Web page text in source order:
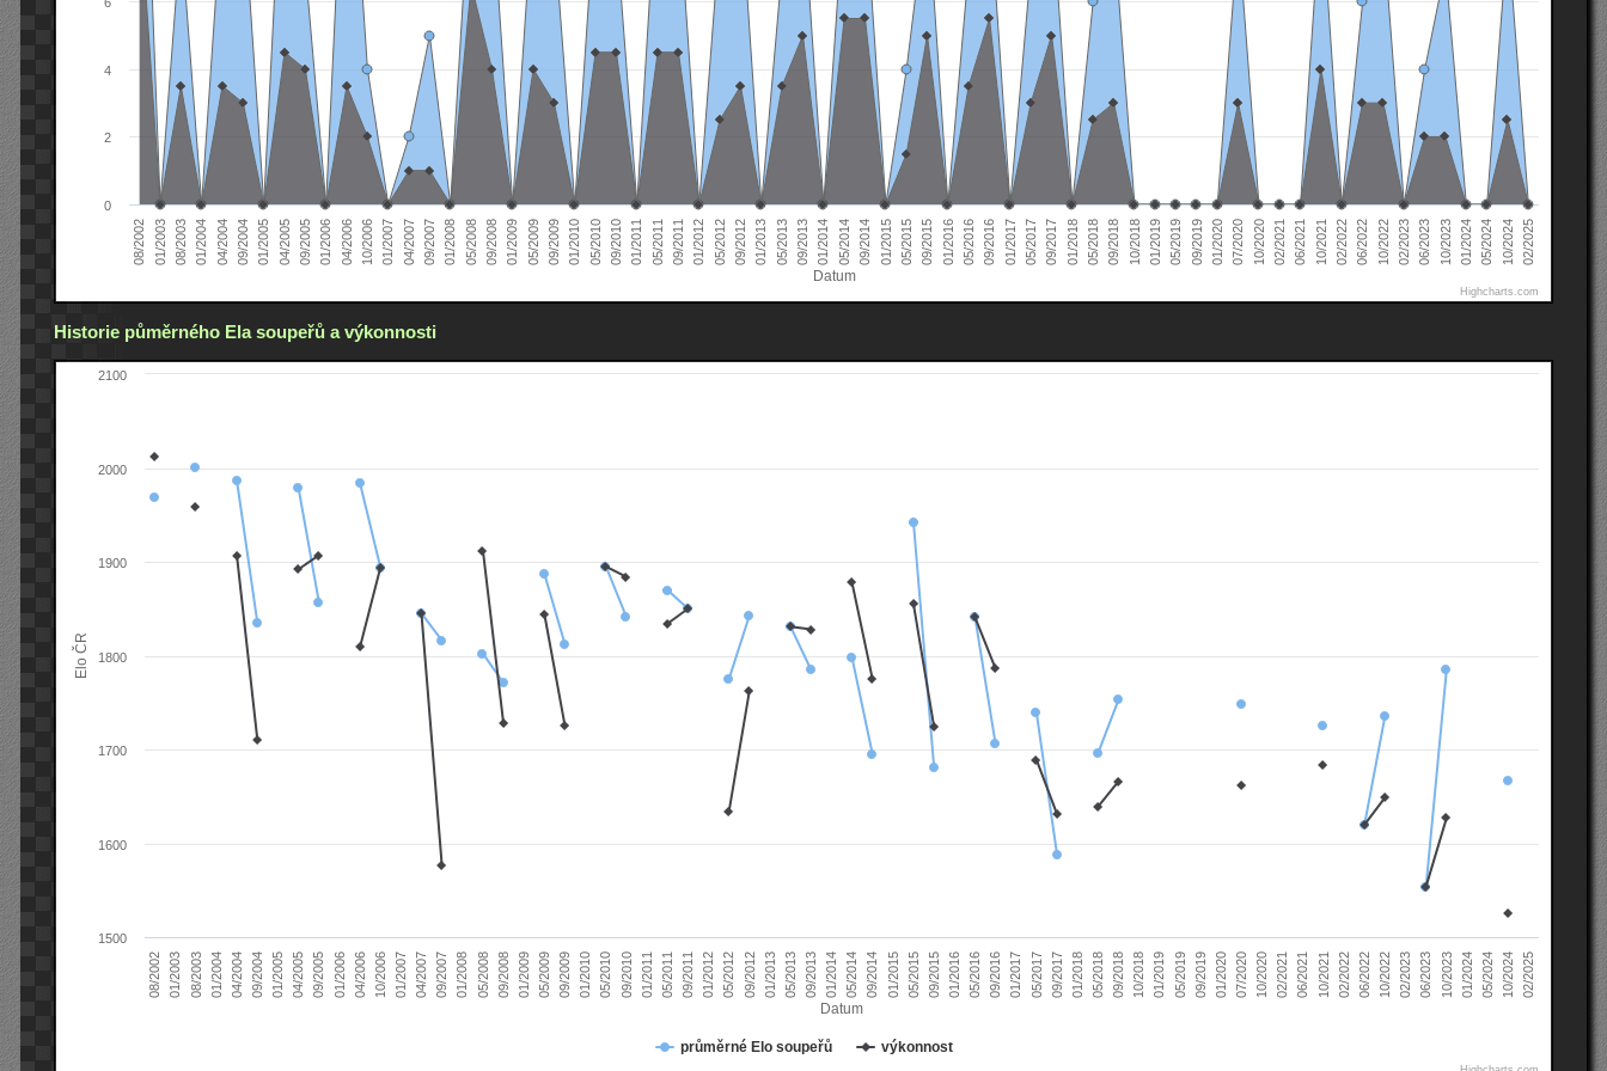
Datum
08/2002 01/2003 08/2003 01/2004 04/2004 09/2004 01/2005 04/2005 09/2005 01/2006 04/2006 10/2006 01/2007 04/2007 09/2007 01/2008 05/2008 09/2008 01/2009 05/2009 09/2009 01/2010 05/2010 09/2010 01/2011 05/2011 09/2011 01/2012 05/2012 09/2012 01/2013 05/2013 09/2013 01/2014 05/2014 09/2014 01/2015 05/2015 09/2015 01/2016 05/2016 09/2016 01/2017 05/2017 09/2017 01/2018 05/2018 09/2018 10/2018 01/2019 05/2019 09/2019 01/2020 07/2020 10/2020 02/2021 06/2021 10/2021 02/2022 06/2022 10/2022 02/2023 06/2023 10/2023 01/2024 05/2024 10/2024 02/2025
0
2
4
Highcharts.com
Historie půměrného Ela soupeřů a výkonnosti
Datum
Elo ČR
průměrné Elo soupeřů výkonnost
08/2002 01/2003 08/2003 01/2004 04/2004 09/2004 01/2005 04/2005 09/2005 01/2006 04/2006 10/2006 01/2007 04/2007 09/2007 01/2008 05/2008 09/2008 01/2009 05/2009 09/2009 01/2010 05/2010 09/2010 01/2011 05/2011 09/2011 01/2012 05/2012 09/2012 01/2013 05/2013 09/2013 01/2014 05/2014 09/2014 01/2015 05/2015 09/2015 01/2016 05/2016 09/2016 01/2017 05/2017 09/2017 01/2018 05/2018 09/2018 10/2018 01/2019 05/2019 09/2019 01/2020 07/2020 10/2020 02/2021 06/2021 10/2021 02/2022 06/2022 10/2022 02/2023 06/2023 10/2023 01/2024 05/2024 10/2024 02/2025
1500
1600
1700
1800
1900
2000
2100